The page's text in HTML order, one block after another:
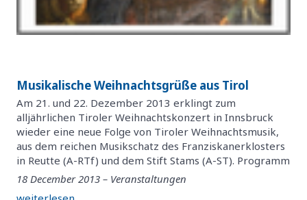
Musikalische Weihnachtsgrüße aus Tirol
Am 21. und 22. Dezember 2013 erklingt zum
alljährlichen Tiroler Weihnachtskonzert in Innsbruck
wieder eine neue Folge von Tiroler Weihnachtsmusik,
aus dem reichen Musikschatz des Franziskanerklosters
in Reutte (A-RTf) und dem Stift Stams (A-ST). Programm
18 December 2013 – Veranstaltungen